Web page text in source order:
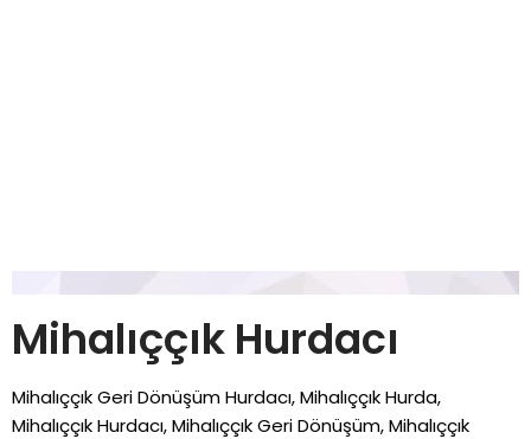
Mihalıççık Hurdacı
Mihalıççık Geri Dönüşüm Hurdacı, Mihalıççık Hurda,
Mihalıççık Hurdacı, Mihalıççık Geri Dönüşüm, Mihalıççık